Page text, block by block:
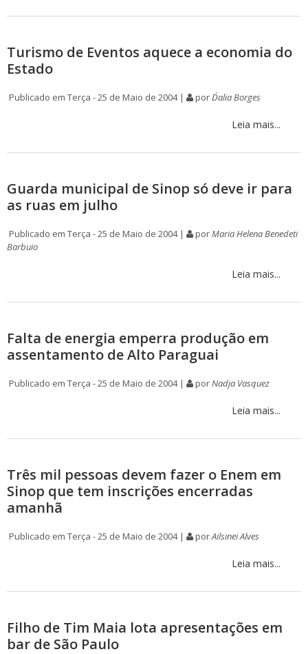
Turismo de Eventos aquece a economia do
Estado
Publicado em Terça - 25 de Maio de 2004 | porD´alia Borges
Leia mais...
Guarda municipal de Sinop só deve ir para
as ruas em julho
Publicado em Terça - 25 de Maio de 2004 | porMaria Helena Benedeti
Barbuio
Leia mais...
Falta de energia emperra produção em
assentamento de Alto Paraguai
Publicado em Terça - 25 de Maio de 2004 | porNadja Vasquez
Leia mais...
Três mil pessoas devem fazer o Enem em
Sinop que tem inscrições encerradas
amanhã
Publicado em Terça - 25 de Maio de 2004 | porAilsinei Alves
Leia mais...
Filho de Tim Maia lota apresentações em
bar de São Paulo